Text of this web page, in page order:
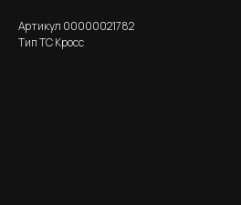
Артикул 00000021782
Тип ТС Кросс